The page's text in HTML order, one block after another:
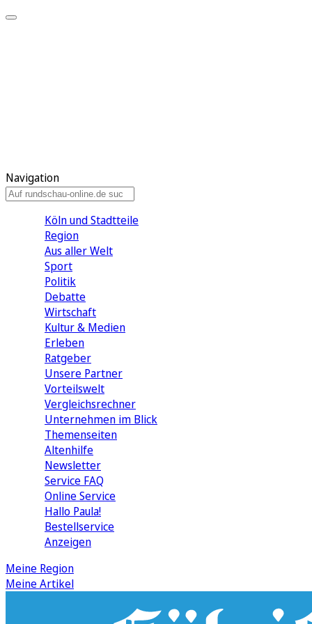
Navigation
Köln und Stadtteile
Region
Aus aller Welt
Sport
Politik
Debatte
Wirtschaft
Kultur & Medien
Erleben
Ratgeber
Unsere Partner
Vorteilswelt
Vergleichsrechner
Unternehmen im Blick
Themenseiten
Altenhilfe
Newsletter
Service FAQ
Online Service
Hallo Paula!
Bestellservice
Anzeigen
Meine Region
Meine Artikel